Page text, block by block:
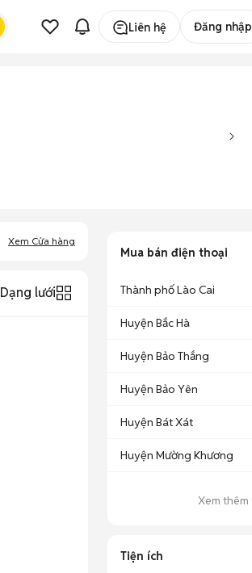
Liên hệ Đăng nhập
Xem Cửa hàng
Dạng lưới
Mua bán điện thoại
Thành phố Lào Cai
Huyện Bắc Hà
Huyện Bảo Thắng
Huyện Bảo Yên
Huyện Bát Xát
Huyện Mường Khương
Xem thêm
Tiện ích